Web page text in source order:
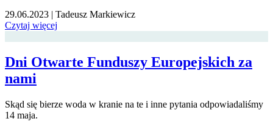
29.06.2023 | Tadeusz Markiewicz
Czytaj więcej
Dni Otwarte Funduszy Europejskich za
nami
Skąd się bierze woda w kranie na te i inne pytania odpowiadaliśmy
14 maja.